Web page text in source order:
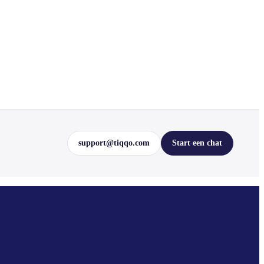
support@tiqqo.com Start een chat